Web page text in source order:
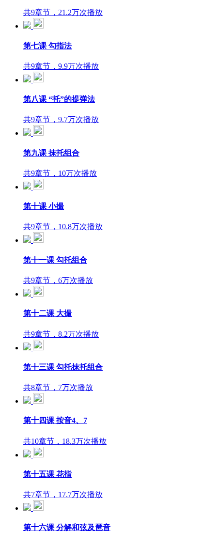
共9章节，21.2万次播放
第七课 勾指法
共9章节，9.9万次播放
第八课 “托”的提弹法
共9章节，9.7万次播放
第九课 抹托组合
共9章节，10万次播放
第十课 小撮
共9章节，10.8万次播放
第十一课 勾托组合
共9章节，6万次播放
第十二课 大撮
共9章节，8.2万次播放
第十三课 勾托抹托组合
共8章节，7万次播放
第十四课 按音4、7
共10章节，18.3万次播放
第十五课 花指
共7章节，17.7万次播放
第十六课 分解和弦及琶音